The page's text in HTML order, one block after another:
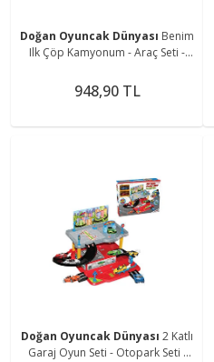
Doğan Oyuncak Dünyası Benim
Ilk Çöp Kamyonum - Araç Seti -
Kamyon - Kepçe
948,90 TL
Doğan Oyuncak Dünyası 2 Katlı
Garaj Oyun Seti - Otopark Seti -